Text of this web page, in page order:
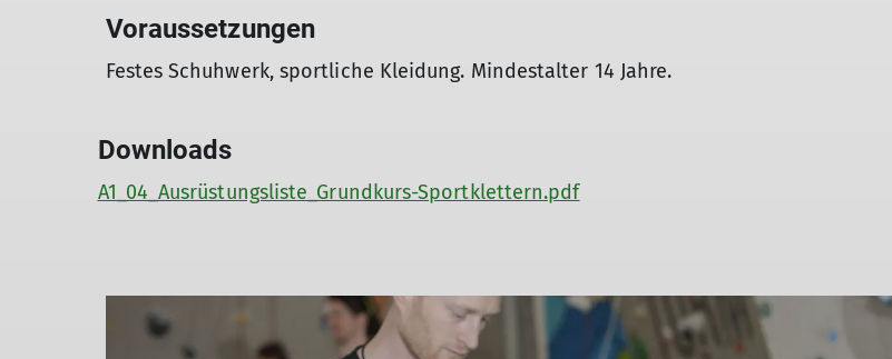
Voraussetzungen
Festes Schuhwerk, sportliche Kleidung. Mindestalter 14 Jahre.
Downloads
A1_04_Ausrüstungsliste_Grundkurs-Sportklettern.pdf